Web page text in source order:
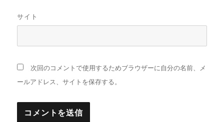
サイト
次回のコメントで使用するためブラウザーに自分の名前、メ
ールアドレス、サイトを保存する。